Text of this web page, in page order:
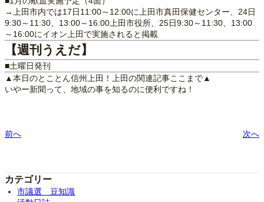
→上田市内では17日11:00～12:00に上田市真田保健センター、24日
9:30～11:30、13:00～16:00上田市役所、25日9:30～11:30、13:00
～16:00にイオン上田で実施されると掲載
【週刊うえだ】
■土曜日発刊
▲本日のとことん信州上田！上田の関連記事ここまで▲
いやー新聞って、地域の事を知るのに便利ですね！
前へ 次へ
カテゴリー
市議選 豆知識